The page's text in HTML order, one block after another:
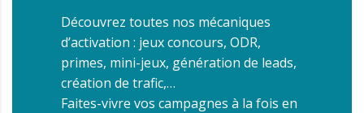
Découvrez toutes nos mécaniques
d’activation : jeux concours, ODR,
primes, mini-jeux, génération de leads,
création de trafic,…
Faites-vivre vos campagnes à la fois en